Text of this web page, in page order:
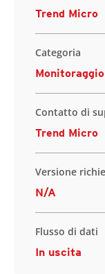
Trend Micro
Categoria
Contatto di
Trend Micro
Versione
N/A
Flusso di dati
In uscita